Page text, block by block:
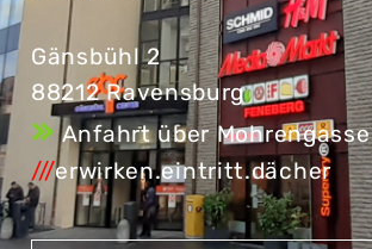
Gänsbühl 2
88212 Ravensburg
Anfahrt über Mohrengasse
///erwirken.eintritt.dächer